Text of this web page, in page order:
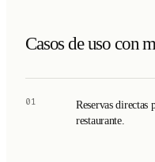
Casos de uso con
01
Reservas directas
restaurante.